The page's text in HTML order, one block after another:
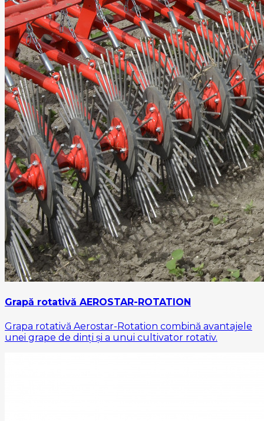
Grapă rotativă AEROSTAR-ROTATION
Grapa rotativă Aerostar-Rotation combină avantajele
unei grape de dinți și a unui cultivator rotativ.